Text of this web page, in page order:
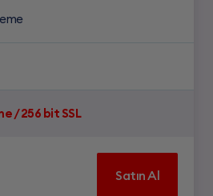
/ 256 bit SSL
Satın Al